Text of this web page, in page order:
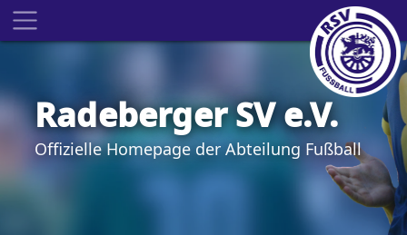
Radeberger SV e.V.
Offizielle Homepage der Abteilung Fußball